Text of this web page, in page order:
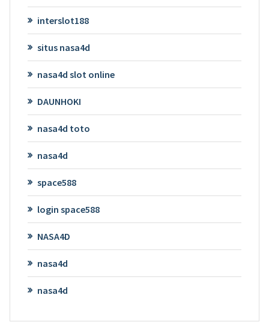
interslot188
situs nasa4d
nasa4d slot online
DAUNHOKI
nasa4d toto
nasa4d
space588
login space588
NASA4D
nasa4d
nasa4d